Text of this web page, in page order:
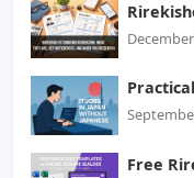
Free